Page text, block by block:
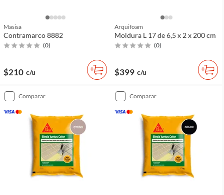
Masisa
Contramarco 8882
(0)
$210 c/u
Arquifoam
Moldura L 17 de 6,5 x 2 x 200 cm
(0)
$399 c/u
comparar comparar